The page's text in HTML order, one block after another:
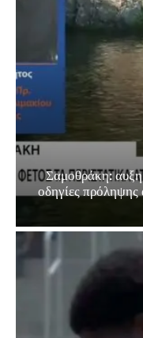
Σαμοθράκη:
οδηγίες